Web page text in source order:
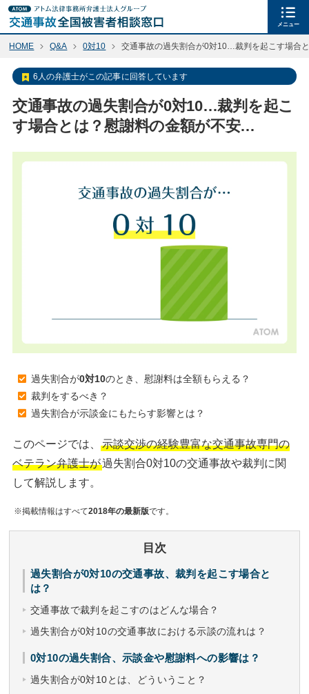
メニュー
HOME Q&A 0対10 交通事故の過失割合が0対10…裁判を起こす場合
6人の弁護士がこの記事に回答しています
交通事故の過失割合が0対10…裁判を起こ
す場合とは？慰謝料の金額が不安…
過失割合が0対10のとき、慰謝料は全額もらえる？
裁判をするべき？
過失割合が示談金にもたらす影響とは？
このページでは、
示談交渉の経験豊富な交通事故専門の
ベテラン弁護士が過失割合0対10の交通事故や裁判に関
して解説します。
※掲載情報はすべて2018年の最新版です。
目次
過失割合が0対10の交通事故、裁判を起こす場合と
は？
交通事故で裁判を起こすのはどんな場合？
過失割合が0対10の交通事故における示談の流れは？
0対10の過失割合、示談金や慰謝料への影響は？
過失割合が0対10とは、どういうこと？